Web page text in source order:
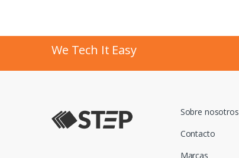
We Tech It Easy
Sobre nosotros
Contacto
Marcas